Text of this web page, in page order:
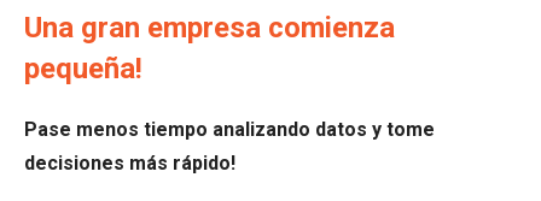
Una gran empresa comienza
pequeña!
Pase menos tiempo analizando datos y tome
decisiones más rápido!